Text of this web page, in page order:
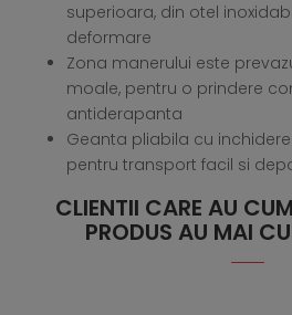
superioara, din otel
deformare
Zona manerului este
moale, pentru o prindere
antiderapanta
Geanta pliabila cu
pentru transport facil si
CLIENTII CARE AU
PRODUS AU MAI